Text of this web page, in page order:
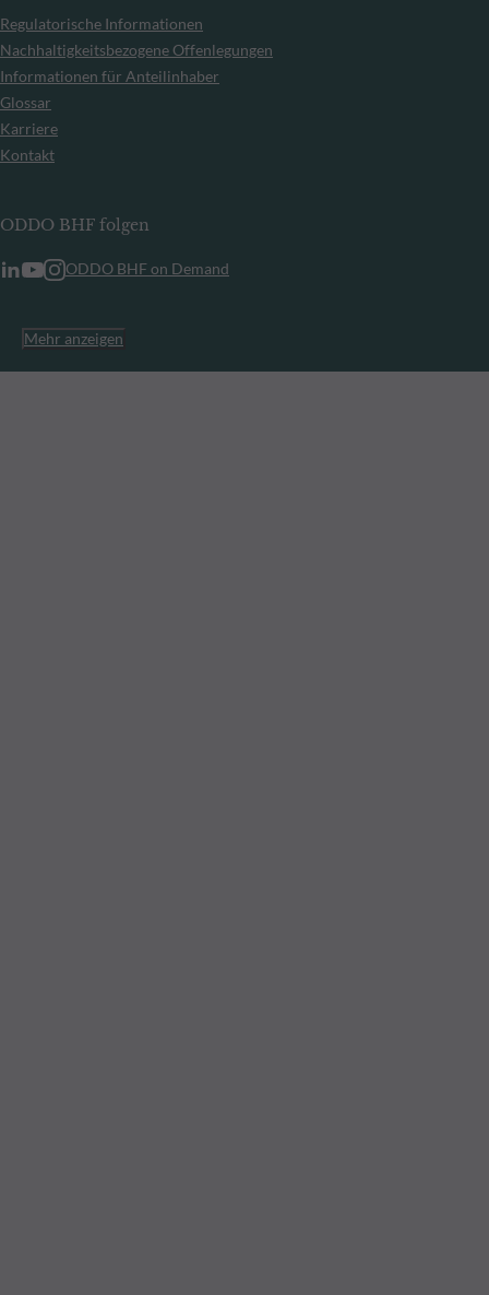
Regulatorische Informationen
Nachhaltigkeitsbezogene Offenlegungen
Informationen für Anteilinhaber
Glossar
Karriere
Kontakt
ODDO BHF folgen
ODDO BHF on Demand
Mehr anzeigen